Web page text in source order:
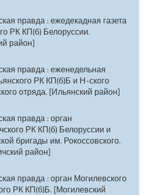
правда : ежедекадная газета
РК КП(б) Белоруссии.
район]
правда : еженедельная
РК КП(б)Б и Н-ского
отряда. [Ильянский район]
правда : орган
РК КП(б) Белоруссии и
бригады им. Рокоссовского.
район]
правда : орган Могилевского
РК КП(б)Б. [Могилевский